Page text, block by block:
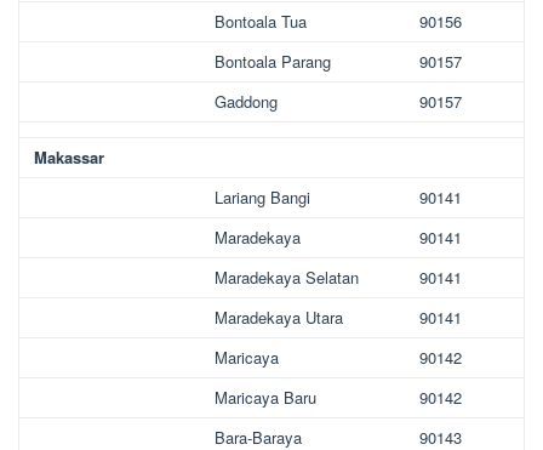
Bontoala Tua
90156
Bontoala Parang
90157
Gaddong
90157
Makassar
Lariang Bangi
90141
Maradekaya
90141
Maradekaya Selatan
90141
Maradekaya Utara
90141
Maricaya
90142
Maricaya Baru
90142
Bara-Baraya
90143